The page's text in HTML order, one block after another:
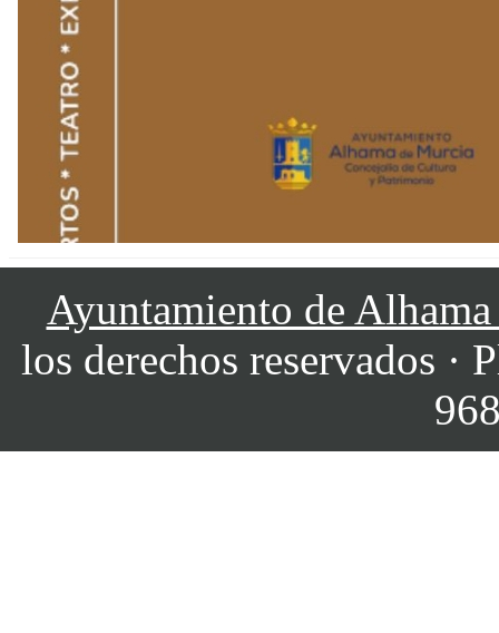
Ayuntamiento de
los derechos reservados ·